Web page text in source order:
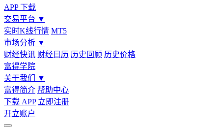
APP 下载
交易平台 ▼
实时K线行情 MT5
市场分析 ▼
财经快讯 财经日历 历史回顾 历史价格
富得学院
关于我们
▼
富得简介 帮助中心
下载 APP 立即注册
开立账户